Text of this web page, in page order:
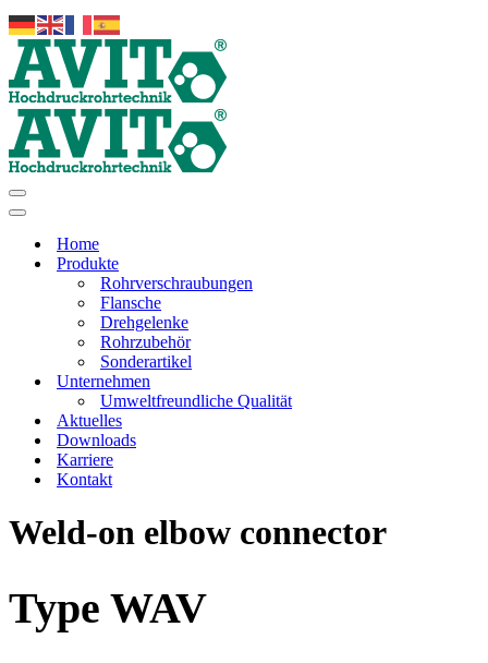
Navigations-
Menü
Navigations-
Home
Produkte
Rohrverschraubungen
Flansche
Drehgelenke
Rohrzubehör
Sonderartikel
Unternehmen
Umweltfreundliche Qualität
Aktuelles
Downloads
Karriere
Kontakt
Weld-on elbow connector
Type WAV